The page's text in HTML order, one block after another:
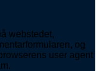
webstedet,
og
user agent